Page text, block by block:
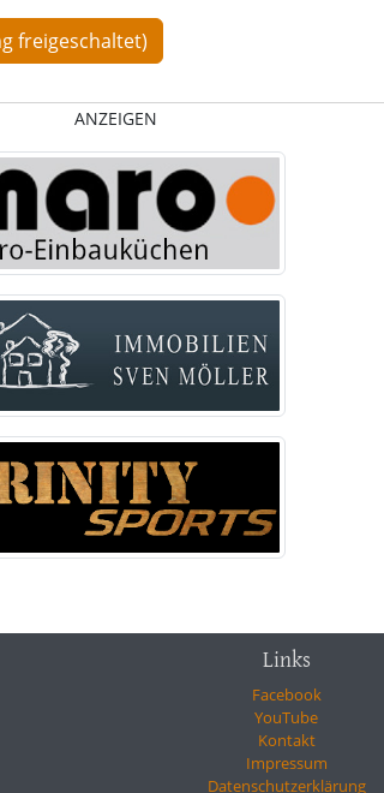
ANZEIGEN
Links
Facebook
YouTube
Kontakt
Impressum
Datenschutzerklärung